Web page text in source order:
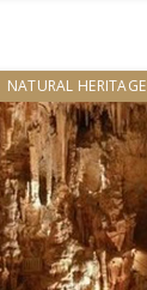
NATURAL HERITAGE